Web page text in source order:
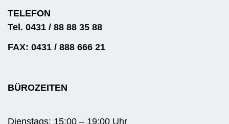
TELEFON
Tel. 0431 / 88 88 35 88
FAX: 0431 / 888 666 21
BÜROZEITEN
Dienstags: 15:00 – 19:00 Uhr